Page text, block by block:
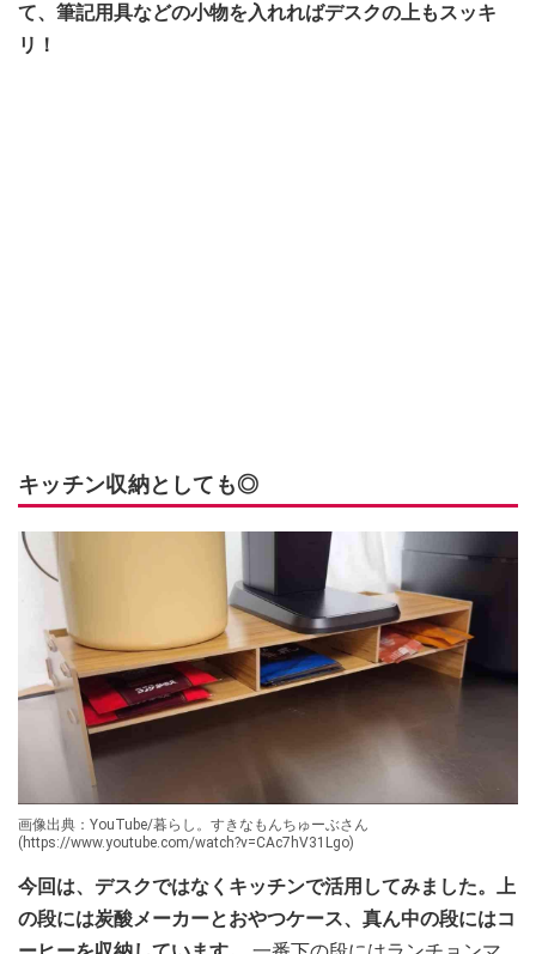
て、筆記用具などの小物を入れればデスクの上もスッキ
リ！
キッチン収納としても◎
画像出典：YouTube/暮らし。すきなもんちゅーぶさん
(https://www.youtube.com/watch?v=CAc7hV31Lgo)
今回は、デスクではなくキッチンで活用してみました。上
の段には炭酸メーカーとおやつケース、真ん中の段にはコ